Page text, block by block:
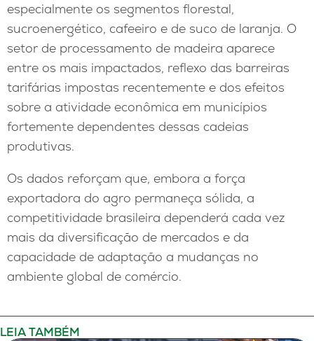
especialmente os segmentos florestal,
sucroenergético, cafeeiro e de suco de laranja. O
setor de processamento de madeira aparece
entre os mais impactados, reflexo das barreiras
tarifárias impostas recentemente e dos efeitos
sobre a atividade econômica em municípios
fortemente dependentes dessas cadeias
produtivas.
Os dados reforçam que, embora a força
exportadora do agro permaneça sólida, a
competitividade brasileira dependerá cada vez
mais da diversificação de mercados e da
capacidade de adaptação a mudanças no
ambiente global de comércio.
LEIA TAMBÉM